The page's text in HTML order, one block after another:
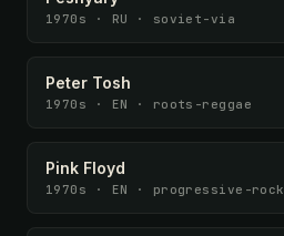
1970s · RU · soviet-via
Peter Tosh
1970s · EN · roots-reggae
Pink Floyd
1970s · EN · progressive-rock